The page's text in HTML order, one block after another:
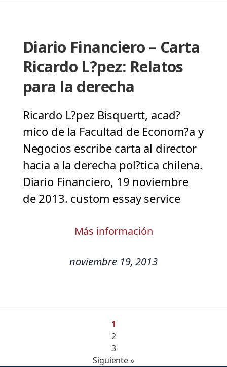
Diario Financiero – Carta
Ricardo L?pez: Relatos
para la derecha
Ricardo L?pez Bisquertt, acad?
mico de la Facultad de Econom?a y
Negocios escribe carta al director
hacia a la derecha pol?tica chilena.
Diario Financiero, 19 noviembre
de 2013. custom essay service
Más información
noviembre 19, 2013
1
2
3
Siguiente »